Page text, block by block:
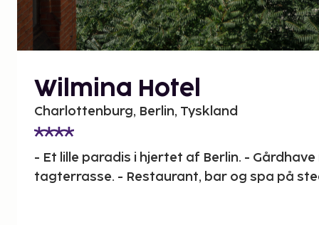
Wilmina Hotel
Charlottenburg, Berlin, Tyskland
- Et lille paradis i hjertet af Berlin. - Gårdhave
tagterrasse. - Restaurant, bar og spa på